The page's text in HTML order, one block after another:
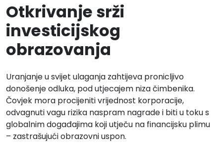
Otkrivanje srži
investicijskog
obrazovanja
Uranjanje u svijet ulaganja zahtijeva pronicljivo
donošenje odluka, pod utjecajem niza čimbenika.
Čovjek mora procijeniti vrijednost korporacije,
odvagnuti vagu rizika naspram nagrade i biti u toku s
globalnim događajima koji utječu na financijsku plimu
– zastrašujući obrazovni uspon.